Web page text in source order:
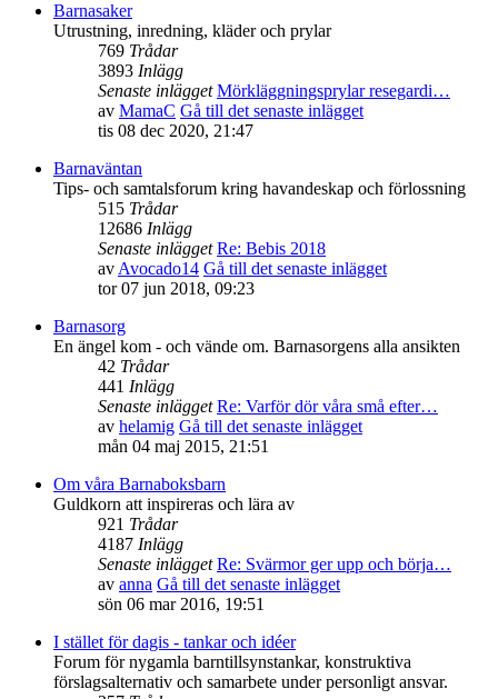
Barnasaker
Utrustning, inredning, kläder och prylar
769 Trådar
3893 Inlägg
Senaste inlägget Mörkläggningsprylar resegardi…
av MamaC Gå till det senaste inlägget
tis 08 dec 2020, 21:47
Barnaväntan
Tips- och samtalsforum kring havandeskap och förlossning
515 Trådar
12686 Inlägg
Senaste inlägget Re: Bebis 2018
avAvocado14 Gå till det senaste inlägget
tor 07 jun 2018, 09:23
Barnasorg
En ängel kom - och vände om. Barnasorgens alla ansikten
42 Trådar
441 Inlägg
Senaste inlägget Re: Varför dör våra små efter…
av helamig Gå till det senaste inlägget
mån 04 maj 2015, 21:51
Om våra Barnaboksbarn
Guldkorn att inspireras och lära av
921 Trådar
4187 Inlägg
Senaste inlägget Re: Svärmor ger upp och börja…
av anna Gå till det senaste inlägget
sön 06 mar 2016, 19:51
I stället för dagis - tankar och idéer
Forum för nygamla barntillsynstankar, konstruktiva
förslagsalternativ och samarbete under personligt ansvar.